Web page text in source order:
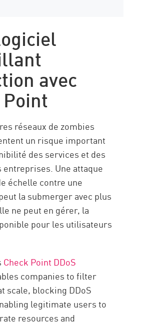
avec
réseaux de zombies
un risque important
des services et des
entreprises. Une attaque
échelle contre une
la submerger avec plus
ne peut en gérer, la
pour les utilisateurs
Check Point DDoS
companies to filter
scale, blocking DDoS
legitimate users to
resources and